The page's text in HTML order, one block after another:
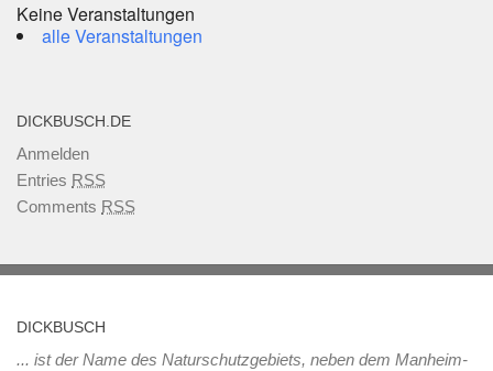
Keine Veranstaltungen
alle Veranstaltungen
DICKBUSCH.DE
Anmelden
Entries RSS
Comments RSS
DICKBUSCH
... ist der Name des Naturschutzgebiets, neben dem Manheim-